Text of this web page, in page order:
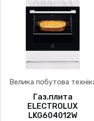
Велика побутова
Газ.плита
ELECTROLUX
LKG604012W